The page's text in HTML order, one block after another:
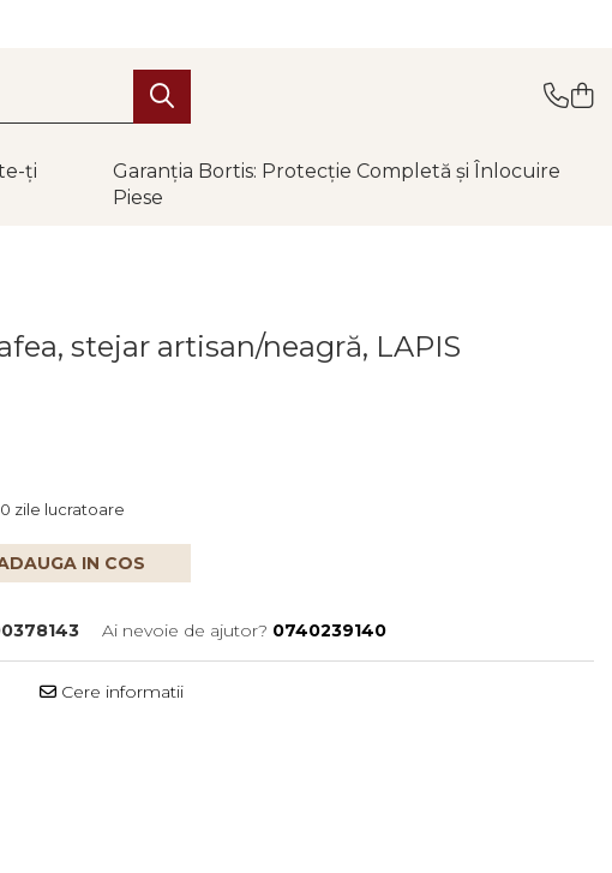
ți
Garanția Bortis: Protecție Completă și Înlocuire
Piese
stejar artisan/neagră, LAPIS
zile lucratoare
IN COS
Ai nevoie de ajutor? 0740239140
Cere informatii